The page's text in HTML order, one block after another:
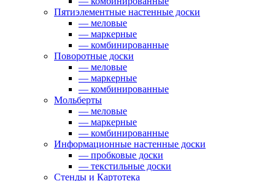
Пятиэлементные настенные доски
— меловые
— маркерные
— комбинированные
Поворотные доски
— меловые
— маркерные
— комбинированные
Мольберты
— меловые
— маркерные
— комбинированные
Информационные настенные доски
— пробковые доски
— текстильные доски
Стенды и Картотека